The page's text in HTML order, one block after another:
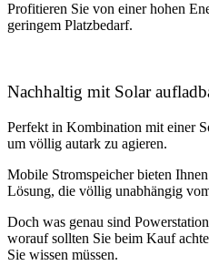
Profitieren Sie von einer hohen
geringem Platzbedarf.
Nachhaltig mit Solar
Perfekt in Kombination mit einer
um völlig autark zu agieren.
Mobile Stromspeicher bieten
Lösung, die völlig unabhängig
Doch was genau sind
worauf sollten Sie beim Kauf
Sie wissen müssen.